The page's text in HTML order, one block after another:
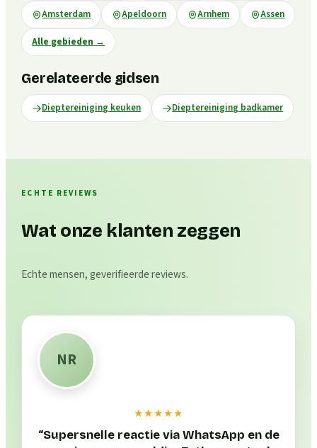
Amsterdam Apeldoorn Arnhem Assen
Alle gebieden →
Gerelateerde gidsen
Dieptereiniging keuken Dieptereiniging badkamer
ECHTE REVIEWS
Wat onze klanten zeggen
Echte mensen, geverifieerde reviews.
NR
★★★★★
“Supersnelle reactie via WhatsApp en de